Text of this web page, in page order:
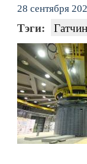
28 сентября
Тэги: